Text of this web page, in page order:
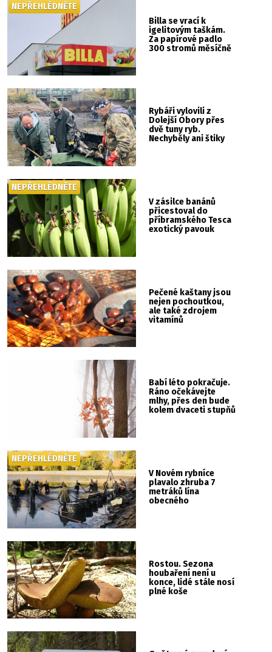
Billa se vrací k
igelitovým taškám.
Za papírové padlo
300 stromů měsíčně
NEPŘEHLÉDNĚTE
Rybáři vylovili z
Dolejší Obory přes
dvě tuny ryb.
Nechyběly ani štiky
V zásilce banánů
přicestoval do
příbramského Tesca
exotický pavouk
NEPŘEHLÉDNĚTE
Pečené kaštany jsou
nejen pochoutkou,
ale také zdrojem
vitamínů
Babí léto pokračuje.
Ráno očekávejte
mlhy, přes den bude
kolem dvaceti stupňů
V Novém rybníce
plavalo zhruba 7
metráků lína
obecného
NEPŘEHLÉDNĚTE
Rostou. Sezona
houbaření není u
konce, lidé stále nosí
plné koše